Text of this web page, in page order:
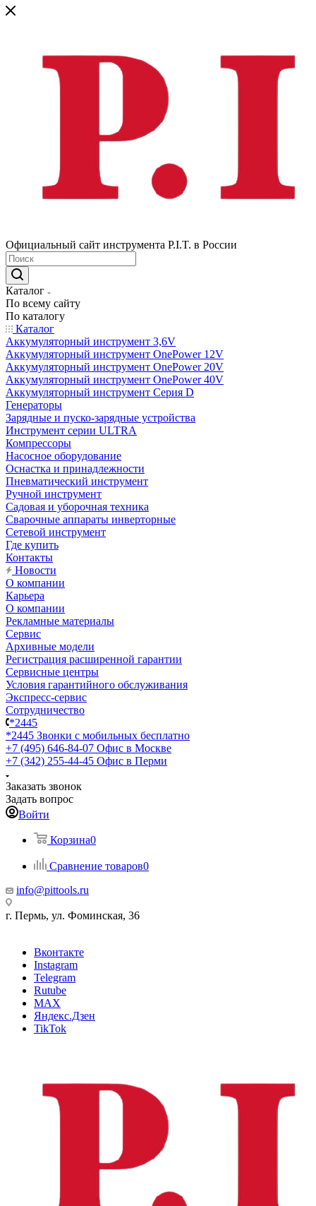
Официальный сайт инструмента P.I.T. в России
Каталог
По всему сайту
По каталогу
Каталог
Аккумуляторный инструмент 3,6V
Аккумуляторный инструмент OnePower 12V
Аккумуляторный инструмент OnePower 20V
Аккумуляторный инструмент OnePower 40V
Аккумуляторный инструмент Серия D
Генераторы
Зарядные и пуско-зарядные устройства
Инструмент серии ULTRA
Компрессоры
Насосное оборудование
Оснастка и принадлежности
Пневматический инструмент
Ручной инструмент
Садовая и уборочная техника
Сварочные аппараты инверторные
Сетевой инструмент
Где купить
Контакты
Новости
О компании
Карьера
О компании
Рекламные материалы
Сервис
Архивные модели
Регистрация расширенной гарантии
Сервисные центры
Условия гарантийного обслуживания
Экспресс-сервис
Сотрудничество
*2445
*2445 Звонки с мобильных бесплатно
+7 (495) 646-84-07 Офис в Москве
+7 (342) 255-44-45 Офис в Перми
Заказать звонок
Задать вопрос
Войти
Корзина0
Сравнение товаров0
info@pittools.ru
г. Пермь, ул. Фоминская, 36
Вконтакте
Instagram
Telegram
Rutube
MAX
Яндекс.Дзен
TikTok